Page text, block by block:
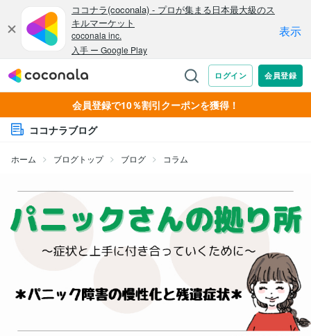
会員登録で10％割引クーポンを獲得！
ココナラブログ
ホーム ブログトップ ブログ コラム